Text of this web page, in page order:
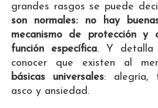
grandes rasgos se puede
son normales: no hay
mecanismo de protección y
función específica. Y detalla
conocer que existen al
básicas universales: alegría,
asco y ansiedad.